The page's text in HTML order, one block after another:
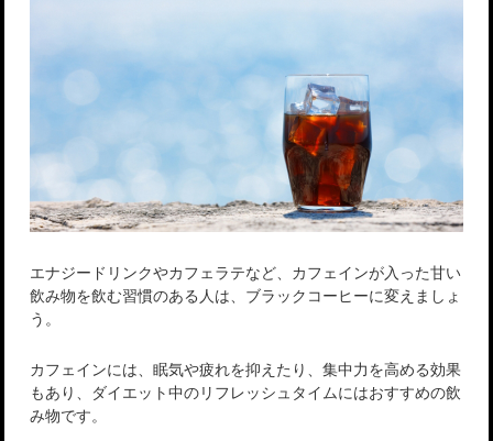
エナジードリンクやカフェラテなど、カフェインが入った甘い
飲み物を飲む習慣のある人は、ブラックコーヒーに変えましょ
う。
カフェインには、眠気や疲れを抑えたり、集中力を高める効果
もあり、ダイエット中のリフレッシュタイムにはおすすめの飲
み物です。